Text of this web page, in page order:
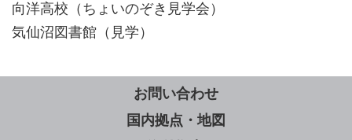
向洋高校（ちょいのぞき見学会）
気仙沼図書館（見学）
お問い合わせ
国内拠点・地図